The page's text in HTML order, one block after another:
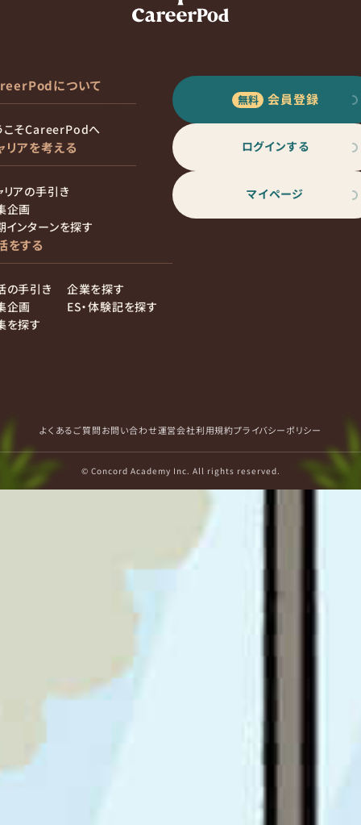
について
こそCareerPodへ
リアを考える
リアの手引き
企画
インターンを探す
をする
の手引き
企画
を探す
企業を探す
ES・体験記を探す
会員登録
ログインする
マイページ
よくあるご質問お問い合わせ運営会社利用規約プライバシーポリシー
© Concord Academy Inc. All rights reserved.